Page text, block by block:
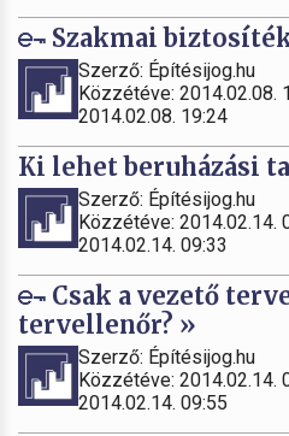
Szakmai
Szerző: Építésijog.hu
Közzétéve: 2014.02.08.
2014.02.08. 19:24
Ki lehet beruházási
Szerző: Építésijog.hu
Közzétéve: 2014.02.14.
2014.02.14. 09:33
Csak a vezető
tervellenőr? »
Szerző: Építésijog.hu
Közzétéve: 2014.02.14.
2014.02.14. 09:55